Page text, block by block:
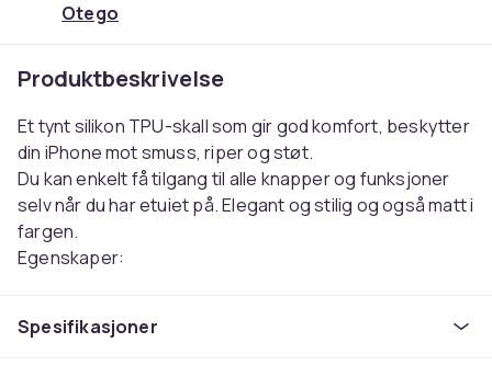
Otego
Produktbeskrivelse
Et tynt silikon TPU-skall som gir god komfort, beskytter
din iPhone mot smuss, riper og støt.
Du kan enkelt få tilgang til alle knapper og funksjoner
selv når du har etuiet på. Elegant og stilig og også matt i
fargen.
Egenskaper:
- Anti fingeravtrykk
Spesifikasjoner